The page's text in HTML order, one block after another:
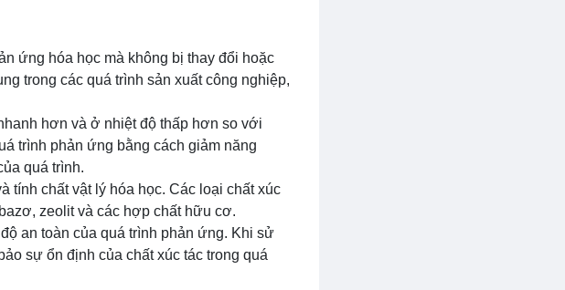
ứng hóa học mà không bị thay đổi hoặc
trong các quá trình sản xuất công nghiệp,
hơn và ở nhiệt độ thấp hơn so với
trình phản ứng bằng cách giảm năng
quá trình.
tính chất vật lý hóa học. Các loại chất xúc
zeolit và các hợp chất hữu cơ.
an toàn của quá trình phản ứng. Khi sử
sự ổn định của chất xúc tác trong quá